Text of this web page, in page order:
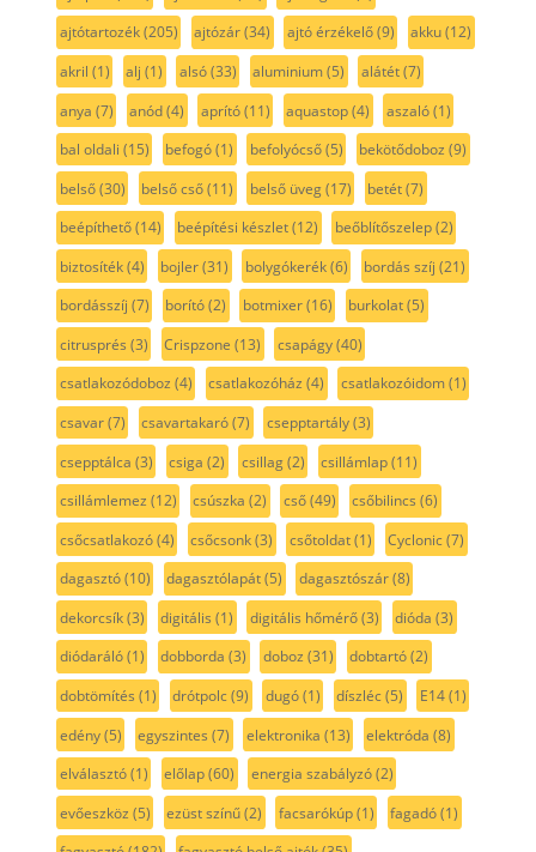
ajtótartozék(205) ajtózár(34) ajtó érzékelő(9) akku(12)
akril (1) alj (1) alsó(33) aluminium(5) alátét(7)
anya (7) anód(4) aprító(11) aquastop(4) aszaló(1)
bal oldali (15) befogó(1) befolyócső(5) bekötődoboz (9)
belső(30) belső cső(11) belső üveg(17) betét(7)
beépíthető(14) beépítési készlet(12) beőblítőszelep(2)
biztosíték(4) bojler(31) bolygókerék(6) bordás szíj (21)
bordásszíj (7) borító(2) botmixer(16) burkolat(5)
citrusprés (3) Crispzone (13) csapágy(40)
csatlakozódoboz (4) csatlakozóház (4) csatlakozóidom(1)
csavar(7) csavartakaró(7) csepptartály(3)
csepptálca (3) csiga (2) csillag(2) csillámlap(11)
csillámlemez (12) csúszka (2) cső(49) csőbilincs (6)
csőcsatlakozó(4) csőcsonk(3) csőtoldat(1) Cyclonic(7)
dagasztó(10) dagasztólapát(5) dagasztószár(8)
dekorcsík(3) digitális (1) digitális hőmérő(3) dióda (3)
diódaráló(1) dobborda (3) doboz (31) dobtartó(2)
dobtömítés (1) drótpolc(9) dugó(1) díszléc(5) E14(1)
edény(5) egyszintes (7) elektronika (13) elektróda (8)
elválasztó(1) előlap(60) energia szabályzó(2)
evőeszköz (5) ezüst színű(2) facsarókúp(1) fagadó(1)